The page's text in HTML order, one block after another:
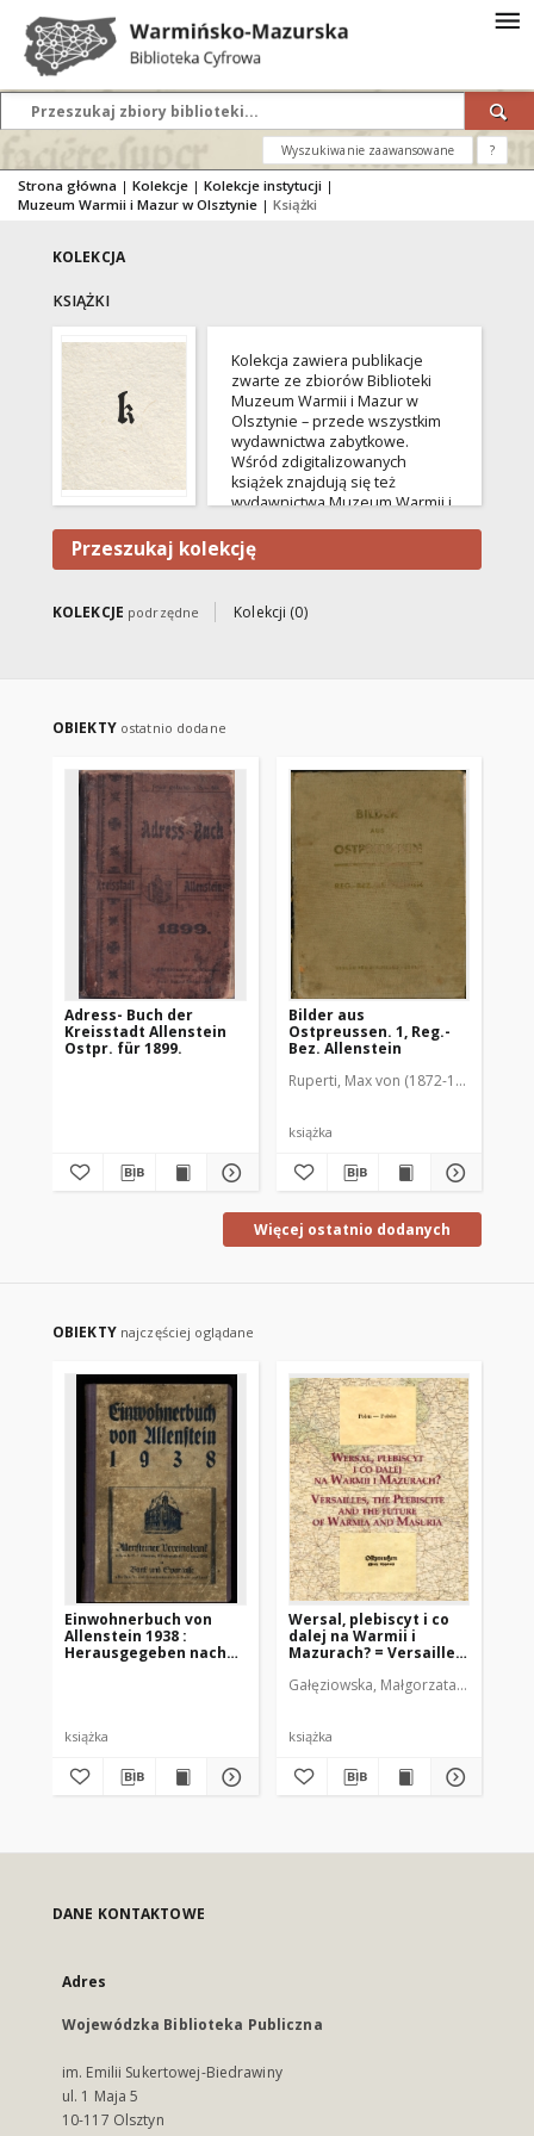
Wyszukiwanie zaawansowane ?
Strona główna | Kolekcje | Kolekcje instytucji |
Muzeum Warmii i Mazur w Olsztynie | Książki
KOLEKCJA
KSIĄŻKI
Kolekcja zawiera publikacje
zwarte ze zbiorów Biblioteki
Muzeum Warmii i Mazur w
Olsztynie – przede wszystkim
wydawnictwa zabytkowe.
Wśród zdigitalizowanych
książek znajdują się też
wydawnictwa Muzeum Warmii i
Przeszukaj kolekcję
KOLEKCJE podrzędne Kolekcji (0)
OBIEKTY ostatnio dodane
Adress- Buch der
Kreisstadt Allenstein
Ostpr. für 1899.
Bilder aus
Ostpreussen. 1, Reg.-
Bez. Allenstein
Ruperti, Max von (1872-1945). Red.
książka
Więcej ostatnio dodanych
OBIEKTY najczęściej oglądane
Einwohnerbuch von
Allenstein 1938 :
Herausgegeben nach
książka
Wersal, plebiscyt i co
dalej na Warmii i
Mazurach? = Versailles,
future of Warmia and
Gałęziowska, Małgorzata (1972-).
książka
DANE KONTAKTOWE
Adres
Wojewódzka Biblioteka Publiczna
im. Emilii Sukertowej-Biedrawiny
ul. 1 Maja 5
10-117 Olsztyn